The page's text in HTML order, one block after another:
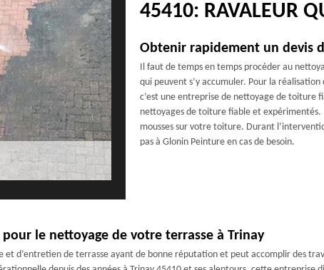
45410: RAVALEUR
Obtenir rapidement un devis
Il faut de temps en temps procéder au
qui peuvent s’y accumuler. Pour la
c’est une entreprise de nettoyage de toiture
nettoyages de toiture fiable et expérimentés.
mousses sur votre toiture. Durant
pas à Glonin Peinture en cas de besoin.
le nettoyage de votre terrasse à Trinay
et d’entretien de terrasse ayant de bonne réputation et peut accomplir des